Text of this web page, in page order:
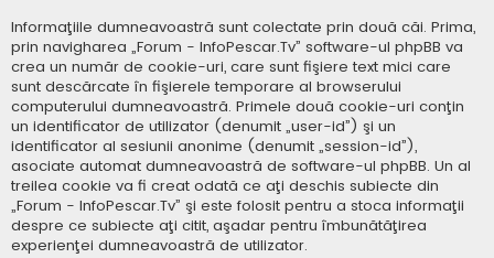
Informaţiile dumneavoastră sunt colectate prin două căi. Prima,
prin navigharea „Forum - InfoPescar.Tv” software-ul phpBB va
crea un număr de cookie-uri, care sunt fişiere text mici care
sunt descărcate în fişierele temporare al browserului
computerului dumneavoastră. Primele două cookie-uri conţin
un identificator de utilizator (denumit „user-id”) şi un
identificator al sesiunii anonime (denumit „session-id”),
asociate automat dumneavoastră de software-ul phpBB. Un al
treilea cookie va fi creat odată ce aţi deschis subiecte din
„Forum - InfoPescar.Tv” şi este folosit pentru a stoca informaţii
despre ce subiecte aţi citit, aşadar pentru îmbunătăţirea
experienţei dumneavoastră de utilizator.